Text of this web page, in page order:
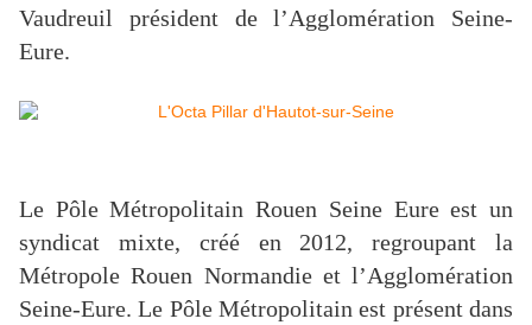
Vaudreuil président de l’Agglomération Seine-
Eure.
Le Pôle Métropolitain Rouen Seine Eure est un
syndicat mixte, créé en 2012, regroupant la
Métropole Rouen Normandie et l’Agglomération
Seine-Eure. Le Pôle Métropolitain est présent dans